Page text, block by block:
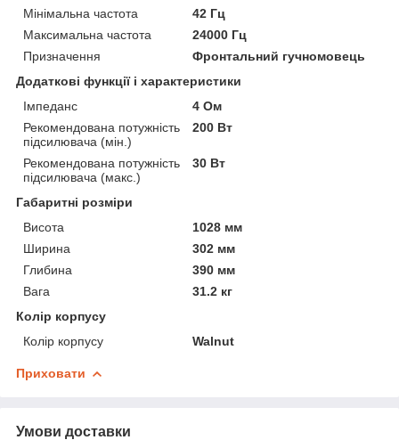
Мінімальна частота
42 Гц
Максимальна частота
24000 Гц
Призначення
Фронтальний гучномовець
Додаткові функції і характеристики
Імпеданс
4 Ом
Рекомендована потужність
підсилювача (мін.)
200 Вт
Рекомендована потужність
підсилювача (макс.)
30 Вт
Габаритні розміри
Висота
1028 мм
Ширина
302 мм
Глибина
390 мм
Вага
31.2 кг
Колір корпусу
Колір корпусу
Walnut
Приховати
Умови доставки